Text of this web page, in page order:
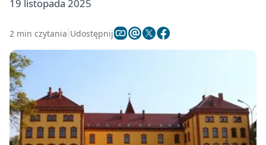
19 listopada 2025
2 min czytania Udostępnij